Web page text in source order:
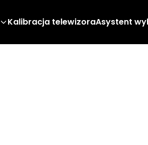
Kalibracja telewizoraAsystent